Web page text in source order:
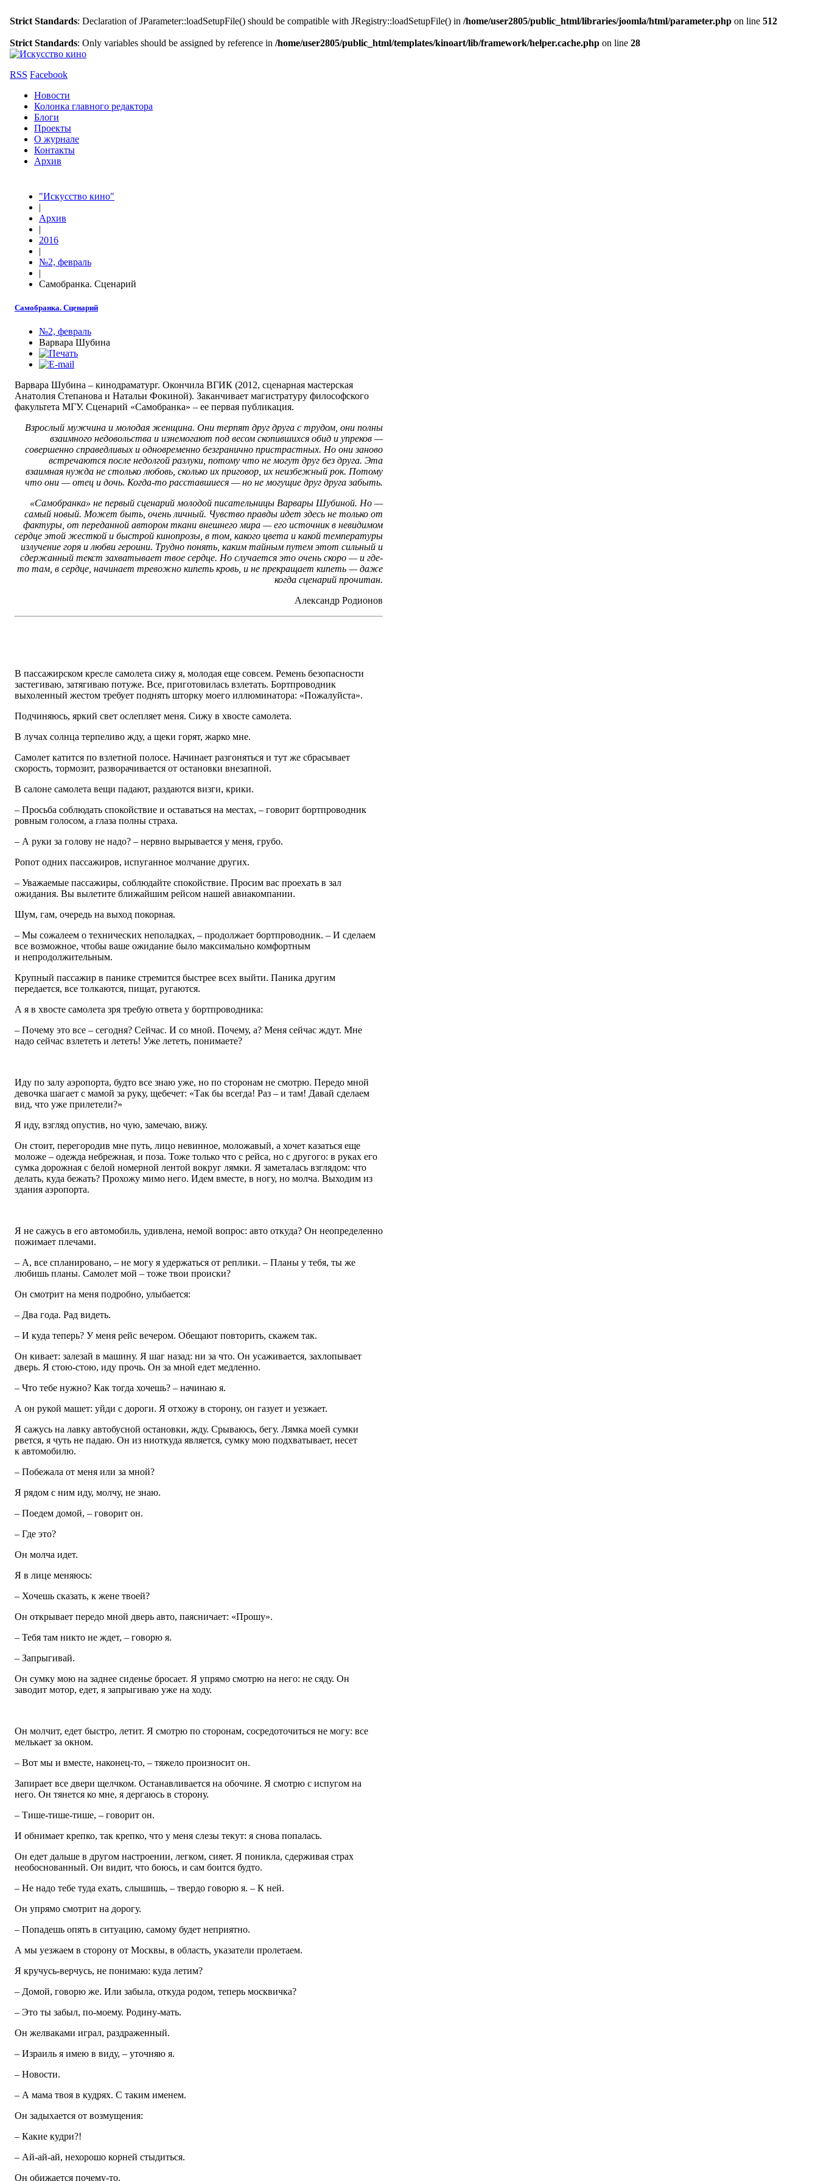
Strict Standards: Declaration of JParameter::loadSetupFile() should be compatible with JRegistry::loadSetupFile() in /home/user2805/public_html/libraries/joomla/html/parameter.php on line 512
Strict Standards: Only variables should be assigned by reference in /home/user2805/public_html/templates/kinoart/lib/framework/helper.cache.php on line 28
RSS Facebook
Новости
Колонка главного редактора
Блоги
Проекты
О журнале
Контакты
Архив
"Искусство кино"
|
Архив
|
2016
|
№2, февраль
|
Самобранка. Сценарий
Самобранка. Сценарий
№2, февраль
Варвара Шубина
Варвара Шубина – кинодраматург. Окончила ВГИК (2012, сценарная мастерская
Анатолия Степанова и Натальи Фокиной). Заканчивает магистратуру философского
факультета МГУ. Сценарий «Самобранка» – ее первая публикация.
Взрослый мужчина и молодая женщина. Они терпят друг друга с трудом, они полны
взаимного недовольства и изнемогают под весом скопившихся обид и упреков —
совершенно справедливых и одновременно безгранично пристрастных. Но они заново
встречаются после недолгой разлуки, потому что не могут друг без друга. Эта
взаимная нужда не столько любовь, сколько их приговор, их неизбежный рок. Потому
что они — отец и дочь. Когда-то расставшиеся — но не могущие друг друга забыть.
«Самобранка» не первый сценарий молодой писательницы Варвары Шубиной. Но —
самый новый. Может быть, очень личный. Чувство правды идет здесь не только от
фактуры, от переданной автором ткани внешнего мира — его источник в невидимом
сердце этой жесткой и быстрой кинопрозы, в том, какого цвета и какой температуры
излучение горя и любви героини. Трудно понять, каким тайным путем этот сильный и
сдержанный текст захватывает твое сердце. Но случается это очень скоро — и где-
то там, в сердце, начинает тревожно кипеть кровь, и не прекращает кипеть — даже
когда сценарий прочитан.
Александр Родионов
В пассажирском кресле самолета сижу я, молодая еще совсем. Ремень безопасности
застегиваю, затягиваю потуже. Все, приготовилась взлетать. Бортпроводник
выхоленный жестом требует поднять шторку моего иллюминатора: «Пожалуйста».
Подчиняюсь, яркий свет ослепляет меня. Сижу в хвосте самолета.
В лучах солнца терпеливо жду, а щеки горят, жарко мне.
Самолет катится по взлетной полосе. Начинает разгоняться и тут же сбрасывает
скорость, тормозит, разворачивается от остановки внезапной.
В салоне самолета вещи падают, раздаются визги, крики.
– Просьба соблюдать спокойствие и оставаться на местах, – говорит бортпроводник
ровным голосом, а глаза полны страха.
– А руки за голову не надо? – нервно вырывается у меня, грубо.
Ропот одних пассажиров, испуганное молчание других.
– Уважаемые пассажиры, соблюдайте спокойствие. Просим вас проехать в зал
ожидания. Вы вылетите ближайшим рейсом нашей авиакомпании.
Шум, гам, очередь на выход покорная.
– Мы сожалеем о технических неполадках, – продолжает бортпроводник. – И сделаем
все возможное, чтобы ваше ожидание было максимально комфортным
и непродолжительным.
Крупный пассажир в панике стремится быстрее всех выйти. Паника другим
передается, все толкаются, пищат, ругаются.
А я в хвосте самолета зря требую ответа у бортпроводника:
– Почему это все – сегодня? Сейчас. И со мной. Почему, а? Меня сейчас ждут. Мне
надо сейчас взлететь и лететь! Уже лететь, понимаете?
Иду по залу аэропорта, будто все знаю уже, но по сторонам не смотрю. Передо мной
девочка шагает с мамой за руку, щебечет: «Так бы всегда! Раз – и там! Давай сделаем
вид, что уже прилетели?»
Я иду, взгляд опустив, но чую, замечаю, вижу.
Он стоит, перегородив мне путь, лицо невинное, моложавый, а хочет казаться еще
моложе – одежда небрежная, и поза. Тоже только что с рейса, но с другого: в руках его
сумка дорожная с белой номерной лентой вокруг лямки. Я заметалась взглядом: что
делать, куда бежать? Прохожу мимо него. Идем вместе, в ногу, но молча. Выходим из
здания аэропорта.
Я не сажусь в его автомобиль, удивлена, немой вопрос: авто откуда? Он неопределенно
пожимает плечами.
– А, все спланировано, – не могу я удержаться от реплики. – Планы у тебя, ты же
любишь планы. Самолет мой – тоже твои происки?
Он смотрит на меня подробно, улыбается:
– Два года. Рад видеть.
– И куда теперь? У меня рейс вечером. Обещают повторить, скажем так.
Он кивает: залезай в машину. Я шаг назад: ни за что. Он усаживается, захлопывает
дверь. Я стою-стою, иду прочь. Он за мной едет медленно.
– Что тебе нужно? Как тогда хочешь? – начинаю я.
А он рукой машет: уйди с дороги. Я отхожу в сторону, он газует и уезжает.
Я сажусь на лавку автобусной остановки, жду. Срываюсь, бегу. Лямка моей сумки
рвется, я чуть не падаю. Он из ниоткуда является, сумку мою подхватывает, несет
к автомобилю.
– Побежала от меня или за мной?
Я рядом с ним иду, молчу, не знаю.
– Поедем домой, – говорит он.
– Где это?
Он молча идет.
Я в лице меняюсь:
– Хочешь сказать, к жене твоей?
Он открывает передо мной дверь авто, паясничает: «Прошу».
– Тебя там никто не ждет, – говорю я.
– Запрыгивай.
Он сумку мою на заднее сиденье бросает. Я упрямо смотрю на него: не сяду. Он
заводит мотор, едет, я запрыгиваю уже на ходу.
Он молчит, едет быстро, летит. Я смотрю по сторонам, сосредоточиться не могу: все
мелькает за окном.
– Вот мы и вместе, наконец-то, – тяжело произносит он.
Запирает все двери щелчком. Останавливается на обочине. Я смотрю с испугом на
него. Он тянется ко мне, я дергаюсь в сторону.
– Тише-тише-тише, – говорит он.
И обнимает крепко, так крепко, что у меня слезы текут: я снова попалась.
Он едет дальше в другом настроении, легком, сияет. Я поникла, сдерживая страх
необоснованный. Он видит, что боюсь, и сам боится будто.
– Не надо тебе туда ехать, слышишь, – твердо говорю я. – К ней.
Он упрямо смотрит на дорогу.
– Попадешь опять в ситуацию, самому будет неприятно.
А мы уезжаем в сторону от Москвы, в область, указатели пролетаем.
Я кручусь-верчусь, не понимаю: куда летим?
– Домой, говорю же. Или забыла, откуда родом, теперь москвичка?
– Это ты забыл, по-моему. Родину-мать.
Он желваками играл, раздраженный.
– Израиль я имею в виду, – уточняю я.
– Новости.
– А мама твоя в кудрях. С таким именем.
Он задыхается от возмущения:
– Какие кудри?!
– Ай-ай-ай, нехорошо корней стыдиться.
Он обижается почему-то.